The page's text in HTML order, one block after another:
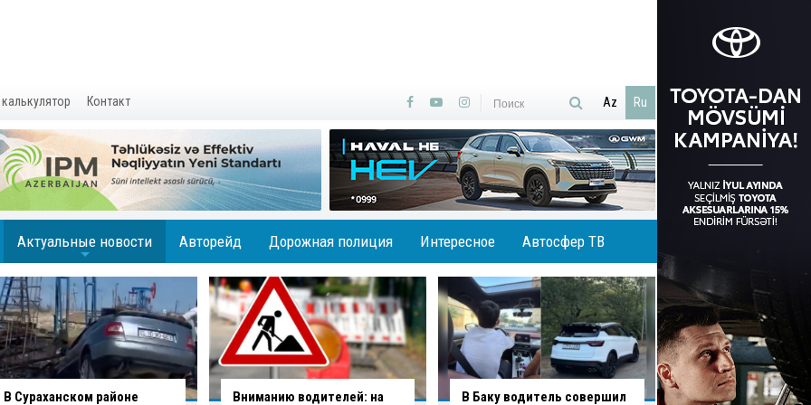
Контакт Az Ru
Актуальные новости Авторейд Дорожная полиция Интересное Автосфер ТВ
Вниманию водителей: на
В Баку водитель совершил
В Агджабединском районе
В Хырдалане